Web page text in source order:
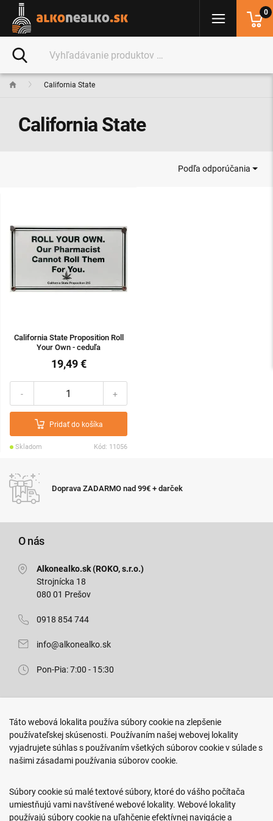
California State
California State
Podľa odporúčania
California State Proposition Roll
Your Own - ceduľa
19,49 €
- +
Pridať do košíka
Skladom Kód: 11056
Doprava ZADARMO nad 99€ + darček
O nás
Alkonealko.sk (ROKO, s.r.o.)
Strojnícka 18
080 01 Prešov
0918 854 744
info@alkonealko.sk
Pon-Pia: 7:00 - 15:30
Arm. gen. Svobodu 23/A
080 01 Prešov
0917 466 578
sekcovpredajna@doroka.sk
Pon-Ned: 9:00 - 20:00
0
Táto webová lokalita používa súbory cookie na zlepšenie
používateľskej skúsenosti. Používaním našej webovej lokality
vyjadrujete súhlas s používaním všetkých súborov cookie v súlade s
našimi zásadami používania súborov cookie.
Súbory cookie sú malé textové súbory, ktoré do vášho počítača
umiestňujú vami navštívené webové lokality. Webové lokality
používajú súbory cookie na uľahčenie efektívnej navigácie a